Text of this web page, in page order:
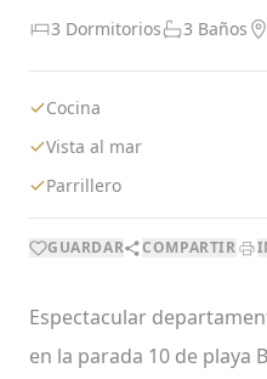
3 Dormitorios 3 Baños
Cocina
Vista al mar
Parrillero
GUARDAR COMPARTIR
Espectacular
en la parada 10 de playa